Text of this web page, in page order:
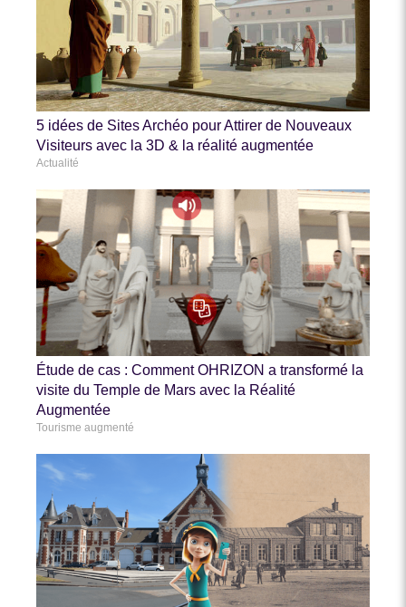
5 idées de Sites Archéo pour Attirer de Nouveaux
Visiteurs avec la 3D & la réalité augmentée
Actualité
Étude de cas : Comment OHRIZON a transformé la
visite du Temple de Mars avec la Réalité
Augmentée
Tourisme augmenté